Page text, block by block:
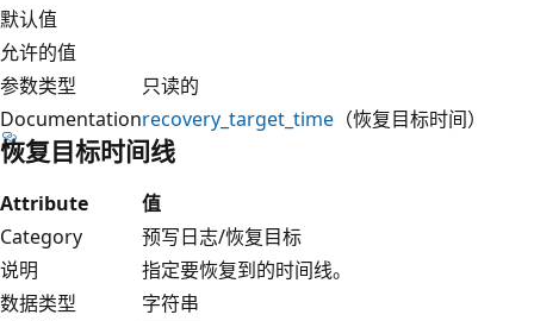
默认值
允许的值
参数类型
只读的
Documentationrecovery_target_time （恢复目标时间）
恢复目标时间线
Attribute
值
Category
预写日志/恢复目标
说明
指定要恢复到的时间线。
数据类型
字符串